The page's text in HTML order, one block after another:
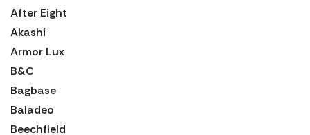
After Eight
Akashi
Armor Lux
B&C
Bagbase
Baladeo
Beechfield